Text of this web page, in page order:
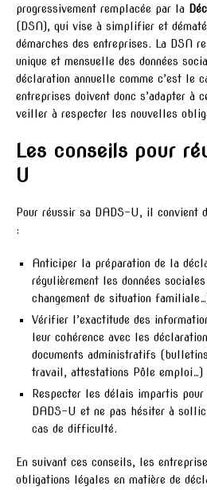
progressivement remplacée par la
(DSN), qui vise à simplifier et
démarches des entreprises. La DSN
unique et mensuelle des données
déclaration annuelle comme c’est le
entreprises doivent donc s’adapter à
veiller à respecter les nouvelles
Les conseils pour
U
Pour réussir sa DADS-U, il convient
:
Anticiper la préparation de la
régulièrement les données
changement de situation
Vérifier l’exactitude des
leur cohérence avec les
documents administratifs
travail, attestations Pôle emploi…)
Respecter les délais impartis
DADS-U et ne pas hésiter à
cas de difficulté.
En suivant ces conseils, les
obligations légales en matière de